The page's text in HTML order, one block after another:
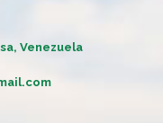
Venezuela